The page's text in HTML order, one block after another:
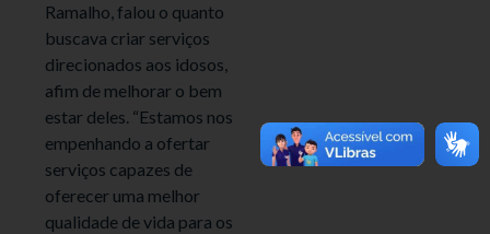
Ramalho, falou o quanto
buscava criar serviços
direcionados aos idosos,
afim de melhorar o bem
estar deles. “Estamos nos
empenhando a ofertar
serviços capazes de
oferecer uma melhor
qualidade de vida para os